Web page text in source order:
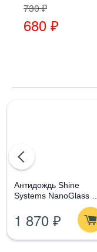
730 ₽
680 ₽
Aнтидождь Shine
Systems NanoGlass Kit
- Набор по уходу за
стеклом
1 870 ₽